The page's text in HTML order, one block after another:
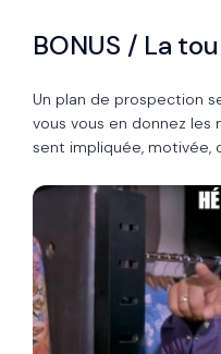
BONUS / La
Un plan de prospection
vous vous en donnez les
sent impliquée, motivée,